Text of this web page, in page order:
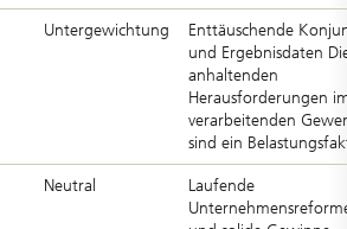
Untergewichtung
Enttäuschende
und Ergebnisdaten
anhaltenden
Herausforderungen
verarbeitenden
sind ein
Neutral
Laufende